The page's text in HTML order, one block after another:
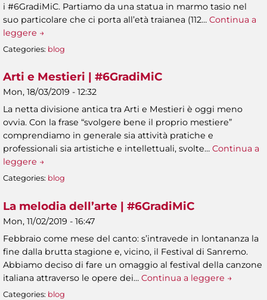
i #6GradiMiC. Partiamo da una statua in marmo tasio nel
suo particolare che ci porta all’età traianea (112… Continua a
leggere →
Categories: blog
Arti e Mestieri | #6GradiMiC
Mon, 18/03/2019 - 12:32
La netta divisione antica tra Arti e Mestieri è oggi meno
ovvia. Con la frase “svolgere bene il proprio mestiere”
comprendiamo in generale sia attività pratiche e
professionali sia artistiche e intellettuali, svolte… Continua a
leggere →
Categories: blog
La melodia dell’arte | #6GradiMiC
Mon, 11/02/2019 - 16:47
Febbraio come mese del canto: s’intravede in lontananza la
fine dalla brutta stagione e, vicino, il Festival di Sanremo.
Abbiamo deciso di fare un omaggio al festival della canzone
italiana attraverso le opere dei… Continua a leggere →
Categories: blog